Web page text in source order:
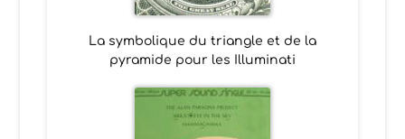
La symbolique du triangle et de la
pyramide pour les Illuminati